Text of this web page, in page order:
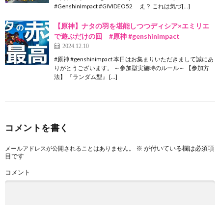
#GenshinImpact #GIVIDEO52 え？ これは気づ[…]
【原神】ナタの羽を堪能しつつディシア×エミリエ
で遊ぶだけの回 #原神 #genshinimpact
2024.12.10
#原神 #genshinimpact 本日はお集まりいただきまして誠にあ
りがとうございます。 ～参加型実施時のルール～ 【参加方
法】 『ランダム型』 […]
コメントを書く
メールアドレスが公開されることはありません。 ※ が付いている欄は必須項
目です
コメント